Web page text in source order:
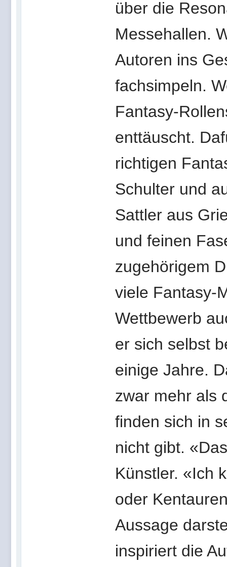
über die
Messehallen.
Autoren ins
fachsimpeln.
Fantasy-
enttäuscht.
richtigen
Schulter und
Sattler aus
und feinen
zugehörigem
viele Fantasy-
Wettbewerb
er sich selbst
einige Jahre.
zwar mehr als
finden sich in
nicht gibt.
Künstler. «Ich
oder
Aussage
inspiriert die